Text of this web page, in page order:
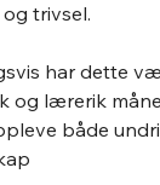
trivsel.
har dette
og lærerik
både